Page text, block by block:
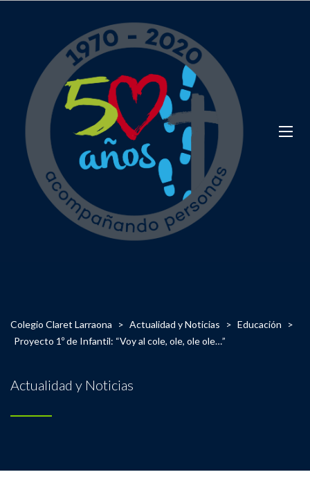
Colegio Claret Larraona > Actualidad y Noticias > Educación
>
Proyecto 1º de Infantil: “Voy al cole, ole, ole ole…”
Actualidad y Noticias